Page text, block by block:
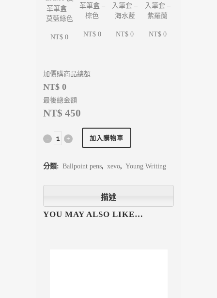
革筆盒 –
莫藍綠色
NT$ 0
革筆盒 –
棕色
NT$ 0
入筆套 –
海水藍
NT$ 0
入筆套 –
紫羅蘭
NT$ 0
加價購商品總額
NT$ 0
最後總金額
NT$ 450
加入購物車
分類: Ballpoint pens, xevo, Young Writing
描述
YOU MAY ALSO LIKE…